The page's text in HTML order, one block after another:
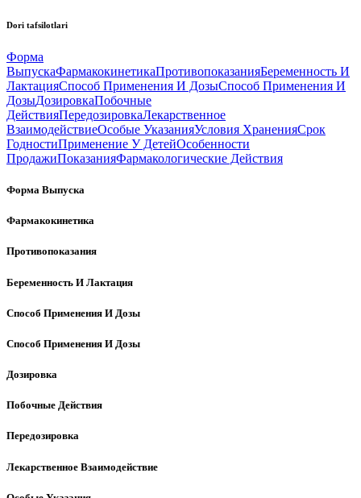
Dori tafsilotlari
Форма
ВыпускаФармакокинетикаПротивопоказанияБеременность И
ЛактацияСпособ Применения И ДозыСпособ Применения И
ДозыДозировкаПобочные
ДействияПередозировкаЛекарственное
ВзаимодействиеОсобые УказанияУсловия ХраненияСрок
ГодностиПрименение У ДетейОсобенности
ПродажиПоказанияФармакологические Действия
Форма Выпуска
Фармакокинетика
Противопоказания
Беременность И Лактация
Способ Применения И Дозы
Способ Применения И Дозы
Дозировка
Побочные Действия
Передозировка
Лекарственное Взаимодействие